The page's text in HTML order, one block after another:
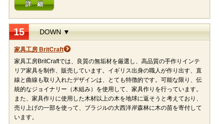
詳 細
15 DOWN ▼
家具工房 BritCraft
家具工房BritCraftでは、良質の無垢材を厳選し、高品質の手作りインテ
リア家具を制作、販売しています。イギリス出身の職人が作り出す、直
線と曲線も取り入れたデザインは、とても特徴的です。可能な限り、伝
統的なジョイナリー（木組み）を使用して、家具作りを行っています。
また、家具作りに使用した木材以上の木を地球に返そうと考えており、
売り上げの一部を使って、ブラジルの大西洋岸森林に木の苗を寄付して
います。